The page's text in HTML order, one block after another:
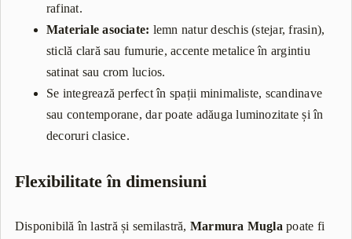
rafinat.
Materiale asociate: lemn natur deschis (stejar, frasin),
sticlă clară sau fumurie, accente metalice în argintiu
satinat sau crom lucios.
Se integrează perfect în spații minimaliste, scandinave
sau contemporane, dar poate adăuga luminozitate și în
decoruri clasice.
Flexibilitate în dimensiuni
Disponibilă în lastră și semilastră, Marmura Mugla poate fi